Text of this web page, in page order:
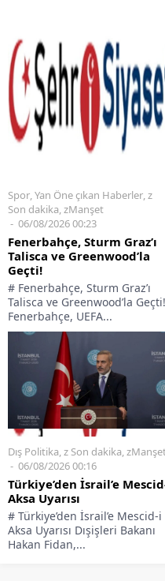
Yan Öne çıkan Haberler
Fenerbahçe, Sturm Graz’ı
Talisca ve Greenwood’la
Geçti!
# Fenerbahçe, Sturm Graz’ı
Talisca ve Greenwood’la Geçti!
Fenerbahçe, UEFA...
Dış Politika,z Son dakika,zManşet
06/08/2026 00:16
Türkiye’den İsrail’e Mescid-i
Aksa Uyarısı
# Türkiye’den İsrail’e Mescid-i
Aksa Uyarısı Dışişleri Bakanı
Hakan Fidan,...